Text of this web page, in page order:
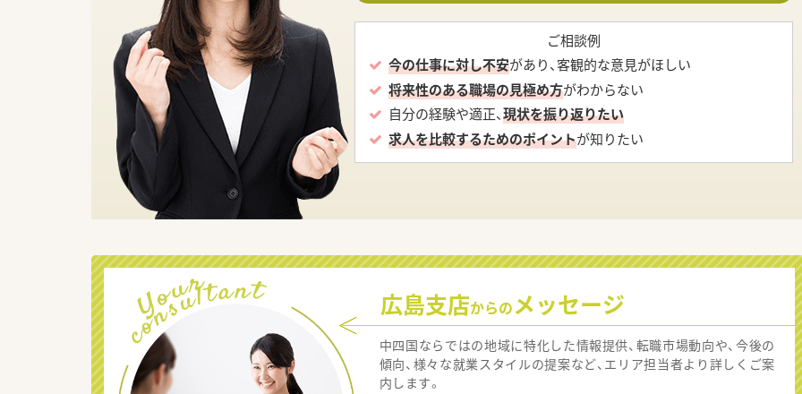
ご相談例
今の仕事に対し不安があり、客観的な意見がほしい
将来性のある職場の見極め方がわからない
自分の経験や適正、現状を振り返りたい
求人を比較するためのポイントが知りたい
広島支店からのメッセージ
中四国ならではの地域に特化した情報提供、転職市場動向や、今後の
傾向、様々な就業スタイルの提案など、エリア担当者より詳しくご案
内します。